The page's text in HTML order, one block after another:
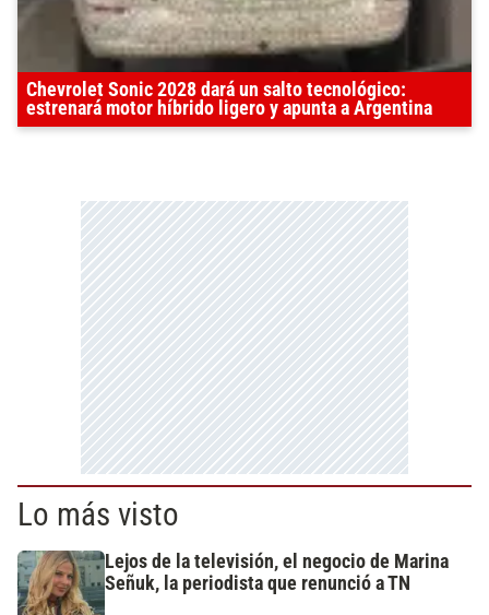
Chevrolet Sonic 2028 dará un salto tecnológico:
estrenará motor híbrido ligero y apunta a Argentina
Lo más visto
Lejos de la televisión, el negocio de Marina
Señuk, la periodista que renunció a TN